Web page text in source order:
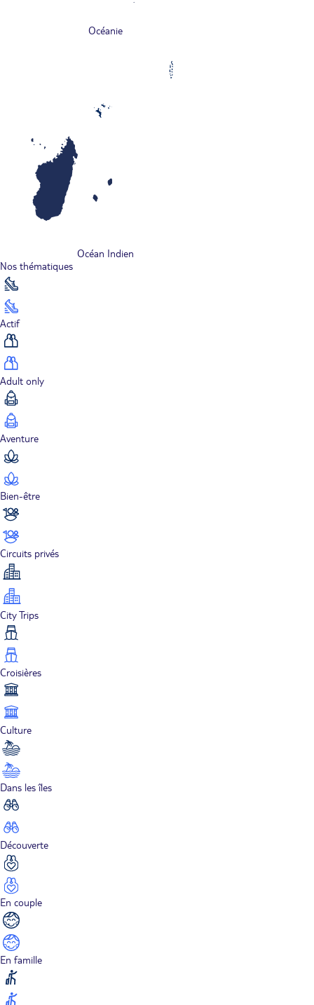
Océanie
Océan Indien
Nos thématiques
Actif
Adult only
Aventure
Bien-être
Circuits privés
City Trips
Croisières
Culture
Dans les îles
Découverte
En couple
En famille